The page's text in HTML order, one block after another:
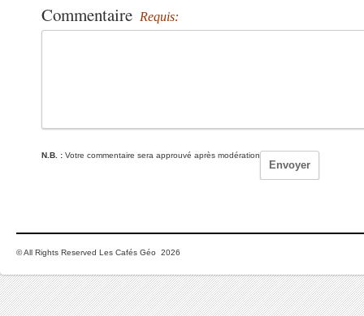
Commentaire Requis:
N.B. : Votre commentaire sera approuvé après modération
© All Rights Reserved Les Cafés Géo 2026